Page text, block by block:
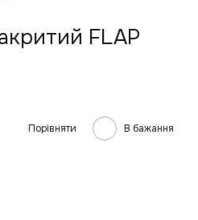
FLAP
Порівняти В бажання